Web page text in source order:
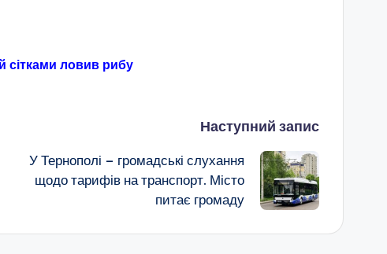
сітками ловив рибу
Наступний запис
У Тернополі – громадські слухання
щодо тарифів на транспорт. Місто
питає громаду